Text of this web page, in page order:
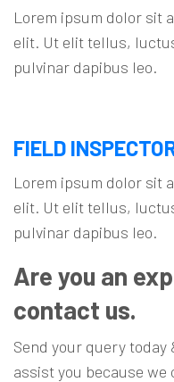
Lorem ipsum dolor sit
elit. Ut elit tellus,
pulvinar dapibus leo.
FIELD
Lorem ipsum dolor sit
elit. Ut elit tellus,
pulvinar dapibus leo.
Are you an
contact us.
Send your query today
assist you because